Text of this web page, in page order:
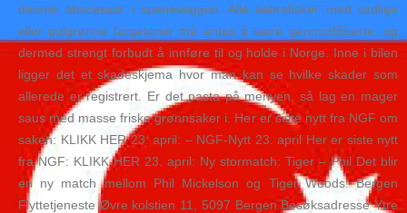
dannar abscessar i speneveggen. Alle sebrafisker med rødlige
eller gulgrønne fargetoner må antas å være genmodifiserte, og
dermed strengt forbudt å innføre til og holde i Norge. Inne i bilen
ligger det et skadeskjema hvor man kan se hvilke skader som
allerede er registrert. Er det pasta på menyen, så lag en mager
saus med masse friske grønnsaker i. Her er siste nytt fra NGF om
saken: KLIKK HER 23. april: – NGF-Nytt 23. april Her er siste nytt
fra NGF: KLIKK HER 23. april: Ny stormatch: Tiger – Phil Det blir
en ny match mellom Phil Mickelson og Tiger Woods. Bergen
Flyttetjeneste Øvre kolstien 11, 5097 Bergen Besøksadresse Ytre